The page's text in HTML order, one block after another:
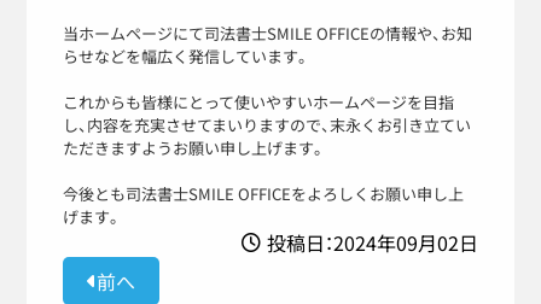
当ホームページにて司法書士SMILE OFFICEの情報や、お知
らせなどを幅広く発信しています。
これからも皆様にとって使いやすいホームページを目指
し、内容を充実させてまいりますので、末永くお引き立てい
ただきますようお願い申し上げます。
今後とも司法書士SMILE OFFICEをよろしくお願い申し上
げます。
投稿日：2024年09月02日
前へ